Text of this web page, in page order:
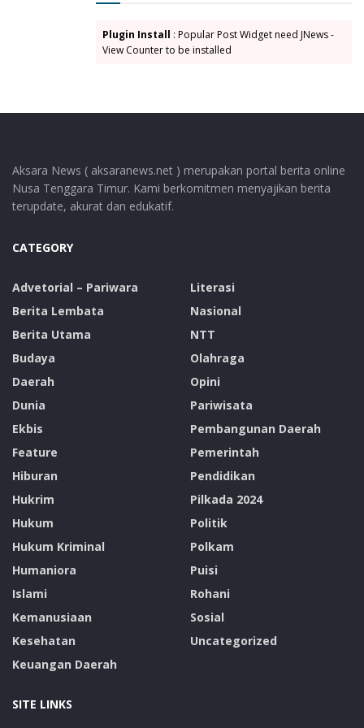
serta pelantikan pengurus jaringan sebagai wadah
kolaborasi ke depan.
Plugin Install : Popular Post Widget need JNews -
View Counter to be installed
Aksara News ( aksaranews.net ) merupakan portal berita online
Nusa Tenggara Timur. Kami berkomitmen menyajikan berita
terupdate, akurat dan edukatif.
CATEGORY
Advetorial – Pariwara
Berita Lembata
Berita Utama
Budaya
Daerah
Dunia
Ekbis
Feature
Hiburan
Hukrim
Hukum
Hukum Kriminal
Humaniora
Islami
Kemanusiaan
Kesehatan
Keuangan Daerah
Literasi
Nasional
NTT
Olahraga
Opini
Pariwisata
Pembangunan Daerah
Pemerintah
Pendidikan
Pilkada 2024
Politik
Polkam
Puisi
Rohani
Sosial
Uncategorized
SITE LINKS